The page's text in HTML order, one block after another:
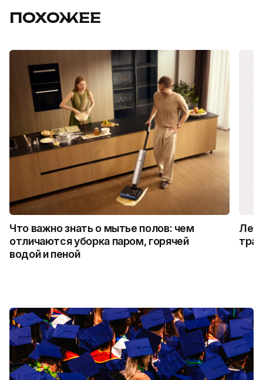
ПОХОЖЕЕ
Что важно знать о мытье полов: чем
отличаются уборка паром, горячей
водой и пеной